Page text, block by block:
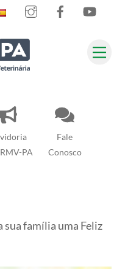
PA
Fale
Conosco
InstagramFacebook
sua família uma Feliz